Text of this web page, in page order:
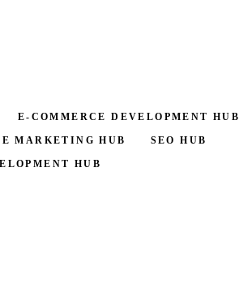
E-COMMERCE DEVELOPMENT HUB
MARKETING HUB SEO HUB
HUB